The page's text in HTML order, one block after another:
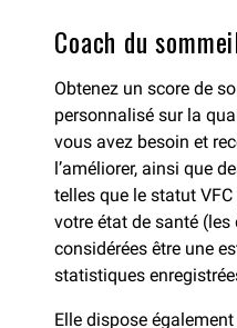
Coach du
Obtenez un score de
personnalisé sur la
vous avez besoin et
l’améliorer, ainsi que
telles que le statut
votre état de santé
considérées être une
statistiques
Elle dispose